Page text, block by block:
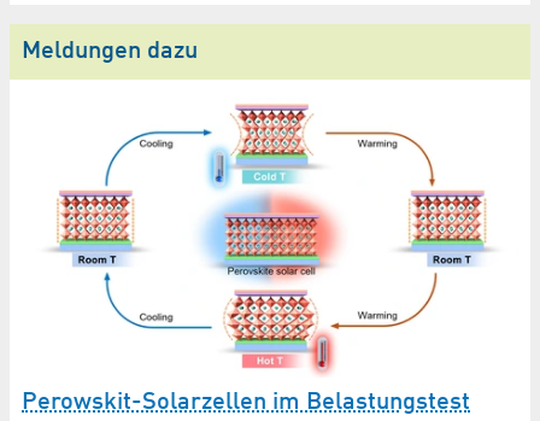
Meldungen dazu
Perowskit-Solarzellen im Belastungstest